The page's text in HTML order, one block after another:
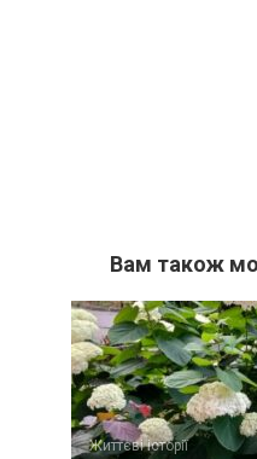
Вам також
Життєві історії